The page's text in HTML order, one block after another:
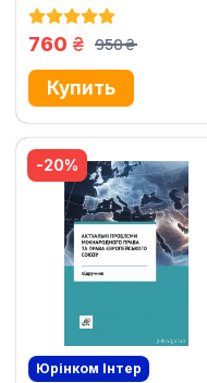
доктрини і практики...
950
грн.
760 грн.
Юрінком Iнтер
-20%